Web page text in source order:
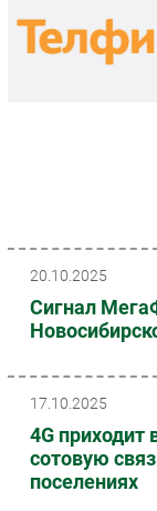
Новости
Аналитика
20.10.2025
Сигнал
17.10.2025
4G приходит
сотовую
поселениях